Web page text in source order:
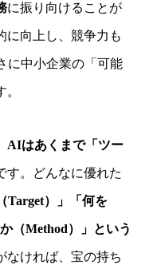
に振り向けることが
に向上し、競争力も
に中小企業の「可能
AIはあくまで「ツー
す。どんなに優れた
Target）」「何を
（Method）」という
なければ、宝の持ち